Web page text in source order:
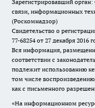
Зарегистрировавший
связи, информационных
(Роскомнадзор)
Свидетельство о
77-68254 от 27 декабря 2016
Вся информация,
соответствии с
подлежит использованию
том числе
как с письменного
«На информационном